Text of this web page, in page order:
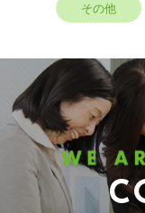
その他